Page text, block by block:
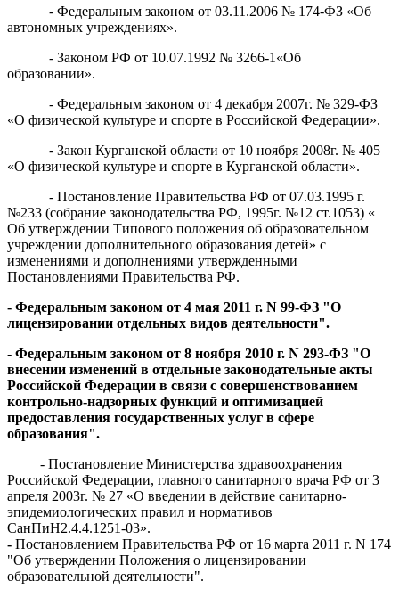
- Федеральным законом от 03.11.2006 № 174-ФЗ «Об
автономных учреждениях».
- Законом РФ от 10.07.1992 № 3266-1«Об
образовании».
- Федеральным законом от 4 декабря 2007г. № 329-ФЗ
«О физической культуре и спорте в Российской Федерации».
- Закон Курганской области от 10 ноября 2008г. № 405
«О физической культуре и спорте в Курганской области».
- Постановление Правительства РФ от 07.03.1995 г.
№233 (собрание законодательства РФ, 1995г. №12 ст.1053) «
Об утверждении Типового положения об образовательном
учреждении дополнительного образования детей» с
изменениями и дополнениями утвержденными
Постановлениями Правительства РФ.
- Федеральным законом от 4 мая 2011 г. N 99-ФЗ "О
лицензировании отдельных видов деятельности".
- Федеральным законом от 8 ноября 2010 г. N 293-ФЗ "О
внесении изменений в отдельные законодательные акты
Российской Федерации в связи с совершенствованием
контрольно-надзорных функций и оптимизацией
предоставления государственных услуг в сфере
образования".
- Постановление Министерства здравоохранения
Российской Федерации, главного санитарного врача РФ от 3
апреля 2003г. № 27 «О введении в действие санитарно-
эпидемиологических правил и нормативов
СанПиН2.4.4.1251-03».
- Постановлением Правительства РФ от 16 марта 2011 г. N 174
"Об утверждении Положения о лицензировании
образовательной деятельности".